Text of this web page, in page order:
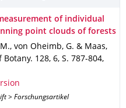
of individual
point clouds of forests
von Oheimb, G. & Maas,
Botany. 128, 6, S. 787-804,
> Forschungsartikel